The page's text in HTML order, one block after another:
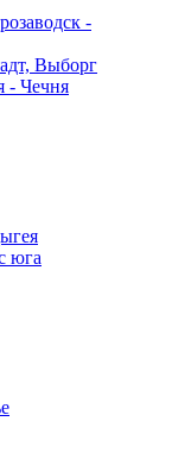
-
Выборг
- Чечня
юга